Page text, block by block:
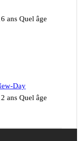
ans Quel âge
Day
ans Quel âge